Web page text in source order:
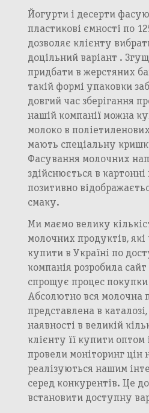
Йогурти і десерти
пластикові ємності по
дозволяє клієнту
доцільний варіант .
придбати в жерстяних
такій формі упаковки
довгий час зберігання
нашій компанії можна
молоко в
мають спеціальну
Фасування молочних
здійснюється в
позитивно
смаку.
Ми маємо велику
молочних продуктів,
купити в Україні по
компанія розробила
спрощує процес покупки
Абсолютно вся молочна
представлена в
наявності в великій
клієнту її купити оптом
провели моніторинг цін
реалізуються нашим
серед конкурентів. Це
встановити доступну
Вхід в кабінет
Номер телефону
Далі
Зберегти кошик
Назва кошика
Додавання кошику
корзину
Додати кошик